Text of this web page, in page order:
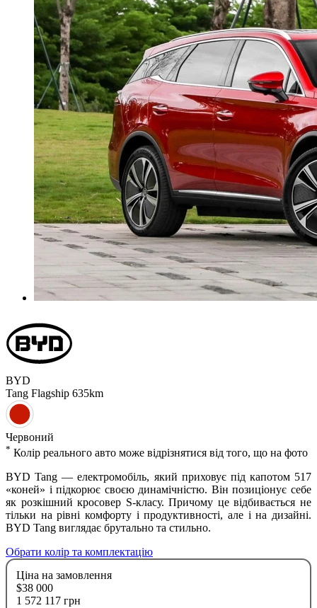
BYD
Tang Flagship 635km
Червоний
* Колiр реального авто може вiдрiзнятися вiд того, що на фото
BYD Tang — електромобіль, який приховує під капотом 517
«коней» і підкорює своєю динамічністю. Він позиціонує себе
як розкішний кросовер S-класу. Причому це відбивається не
тільки на рівні комфорту і продуктивності, але і на дизайні.
BYD Tang виглядає брутально та стильно.
Обрати колір та комплектацію
Ціна на замовлення
$38 000
1 572 117 грн